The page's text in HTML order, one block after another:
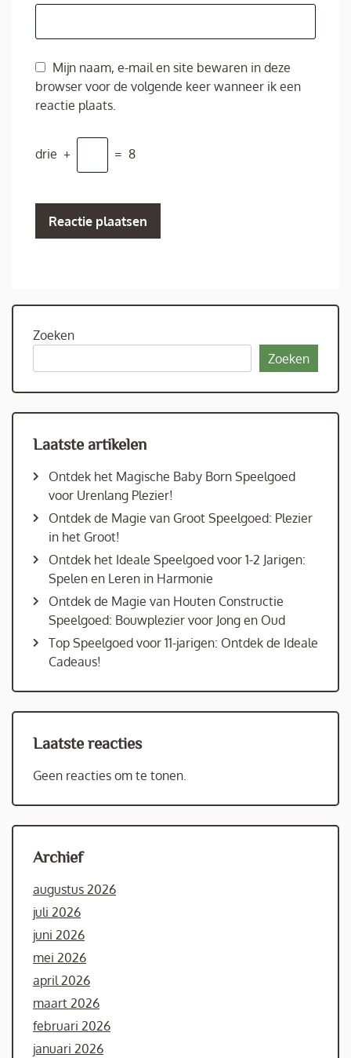
Mijn naam, e-mail en site bewaren in deze
browser voor de volgende keer wanneer ik een
reactie plaats.
drie + = 8
Zoeken
Zoeken
Laatste artikelen
Ontdek het Magische Baby Born Speelgoed
voor Urenlang Plezier!
Ontdek de Magie van Groot Speelgoed: Plezier
in het Groot!
Ontdek het Ideale Speelgoed voor 1-2 Jarigen:
Spelen en Leren in Harmonie
Ontdek de Magie van Houten Constructie
Speelgoed: Bouwplezier voor Jong en Oud
Top Speelgoed voor 11-jarigen: Ontdek de Ideale
Cadeaus!
Laatste reacties
Geen reacties om te tonen.
Archief
augustus 2026
juli 2026
juni 2026
mei 2026
april 2026
maart 2026
februari 2026
januari 2026